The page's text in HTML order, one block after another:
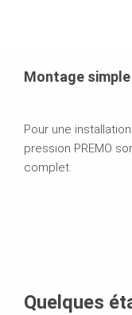
Montage simple
Pour une
pression PREMO
complet.
Quelques